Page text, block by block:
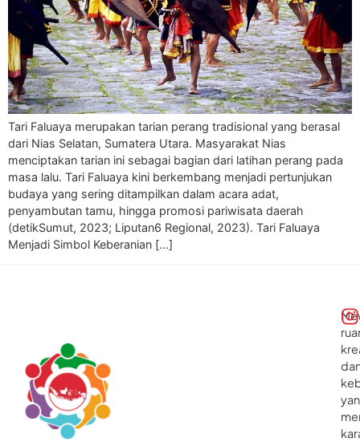
Tari Faluaya merupakan tarian perang tradisional yang berasal
dari Nias Selatan, Sumatera Utara. Masyarakat Nias
menciptakan tarian ini sebagai bagian dari latihan perang pada
masa lalu. Tari Faluaya kini berkembang menjadi pertunjukan
budaya yang sering ditampilkan dalam acara adat,
penyambutan tamu, hingga promosi pariwisata daerah
(detikSumut, 2023; Liputan6 Regional, 2023). Tari Faluaya
Menjadi Simbol Keberanian […]